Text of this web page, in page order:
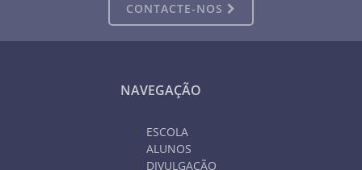
CONTACTE-NOS
NAVEGAÇÃO
ESCOLA
ALUNOS
DIVULGAÇÃO